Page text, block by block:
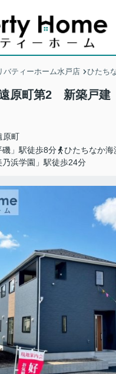
バティーホーム水戸店 ひたち
遠原町第2 新築戸
原町
」駅徒歩8分
ひたちなか
浜学園」駅徒歩24分